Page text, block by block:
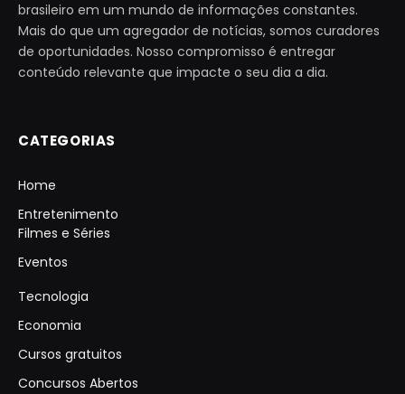
brasileiro em um mundo de informações constantes.
Mais do que um agregador de notícias, somos curadores
de oportunidades. Nosso compromisso é entregar
conteúdo relevante que impacte o seu dia a dia.
CATEGORIAS
Home
Entretenimento
Filmes e Séries
Eventos
Tecnologia
Economia
Cursos gratuitos
Concursos Abertos